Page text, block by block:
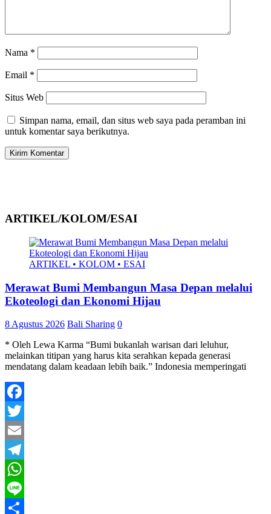
Nama *
Email *
Situs Web
Simpan nama, email, dan situs web saya pada peramban ini
untuk komentar saya berikutnya.
ARTIKEL/KOLOM/ESAI
ARTIKEL • KOLOM • ESAI
Merawat Bumi Membangun Masa Depan melalui
Ekoteologi dan Ekonomi Hijau
8 Agustus 2026 Bali Sharing 0
* Oleh Lewa Karma “Bumi bukanlah warisan dari leluhur,
melainkan titipan yang harus kita serahkan kepada generasi
mendatang dalam keadaan lebih baik.” Indonesia memperingati
Facebook
Twitter
Email
Telegram
WhatsApp
Line